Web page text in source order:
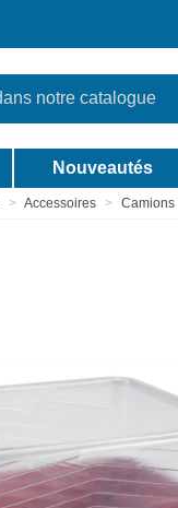
Nouveautés
> Accessoires > Camions